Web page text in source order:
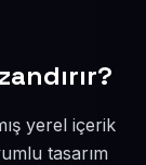
yerel içerik
tasarım